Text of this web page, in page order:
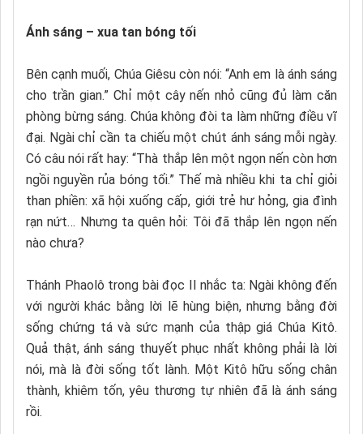
Ánh sáng – xua tan bóng tối
Bên cạnh muối, Chúa Giêsu còn nói: “Anh em là ánh sáng
cho trần gian.” Chỉ một cây nến nhỏ cũng đủ làm căn
phòng bừng sáng. Chúa không đòi ta làm những điều vĩ
đại. Ngài chỉ cần ta chiếu một chút ánh sáng mỗi ngày.
Có câu nói rất hay: “Thà thắp lên một ngọn nến còn hơn
ngồi nguyền rủa bóng tối.” Thế mà nhiều khi ta chỉ giỏi
than phiền: xã hội xuống cấp, giới trẻ hư hỏng, gia đình
rạn nứt… Nhưng ta quên hỏi: Tôi đã thắp lên ngọn nến
nào chưa?
Thánh Phaolô trong bài đọc II nhắc ta: Ngài không đến
với người khác bằng lời lẽ hùng biện, nhưng bằng đời
sống chứng tá và sức mạnh của thập giá Chúa Kitô.
Quả thật, ánh sáng thuyết phục nhất không phải là lời
nói, mà là đời sống tốt lành. Một Kitô hữu sống chân
thành, khiêm tốn, yêu thương tự nhiên đã là ánh sáng
rồi.